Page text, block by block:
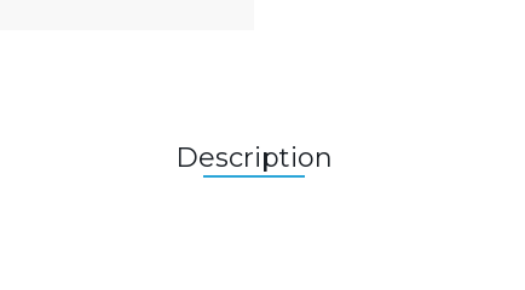
Description